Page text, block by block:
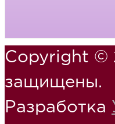
Copyright ©
защищены.
Разработка